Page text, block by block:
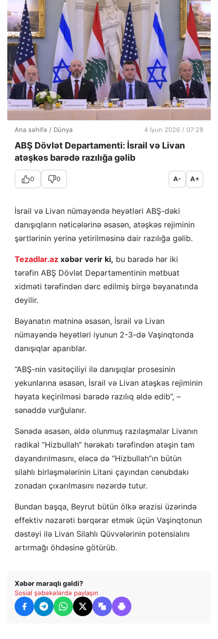
Ana səhifə / Dünya 4 İyun 2026 / 07:28
ABŞ Dövlət Departamenti: İsrail və Livan
atəşkəs barədə razılığa gəlib
0 0 A- A+
İsrail və Livan nümayəndə heyətləri ABŞ-dəki
danışıqların nəticələrinə əsasən, atəşkəs rejiminin
şərtlərinin yerinə yetirilməsinə dair razılığa gəlib.
Tezadlar.az xəbər verir ki, bu barədə hər iki
tərəfin ABŞ Dövlət Departamentinin mətbuat
xidməti tərəfindən dərc edilmiş birgə bəyanatında
deyilir.
Bəyanatın mətninə əsasən, İsrail və Livan
nümayəndə heyətləri iyunun 2-3-də Vaşinqtonda
danışıqlar aparıblar.
“ABŞ-nin vasitəçiliyi ilə danışıqlar prosesinin
yekunlarına əsasən, İsrail və Livan atəşkəs rejiminin
həyata keçirilməsi barədə razılıq əldə edib”, –
sənəddə vurğulanır.
Sənədə əsasən, əldə olunmuş razılaşmalar Livanın
radikal “Hizbullah” hərəkatı tərəfindən atəşin tam
dayandırılmasını, eləcə də “Hizbullah”ın bütün
silahlı birləşmələrinin Litani çayından cənubdakı
zonadan çıxarılmasını nəzərdə tutur.
Bundan başqa, Beyrut bütün ölkə ərazisi üzərində
effektiv nəzarəti bərqərar etmək üçün Vaşinqtonun
dəstəyi ilə Livan Silahlı Qüvvələrinin potensialını
artırmağı öhdəsinə götürüb.
Xəbər maraqlı gəldi?
Sosial şəbəkələrdə paylaşın